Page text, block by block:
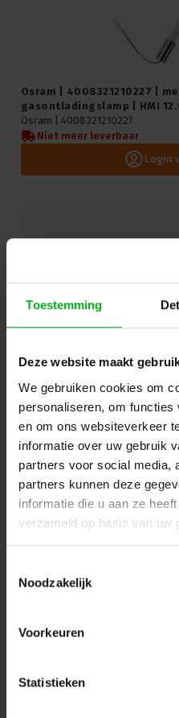
Toestemming
Deze website maakt
We gebruiken cookies om
personaliseren, om
en om ons websiteverkeer
informatie over uw gebruik
partners voor social media,
partners kunnen deze
informatie die u aan ze
verzameld op basis van uw
Noodzakelijk
Voorkeuren
Statistieken
Osram | 4008321210227 |
gasontladingslamp | HMI
Osram | 4008321210227
Niet meer leverbaar
Login
Osram | 4008321244314 |
gasontladingslamp | HMI
Osram |
4008321244314
Niet meer leverbaar